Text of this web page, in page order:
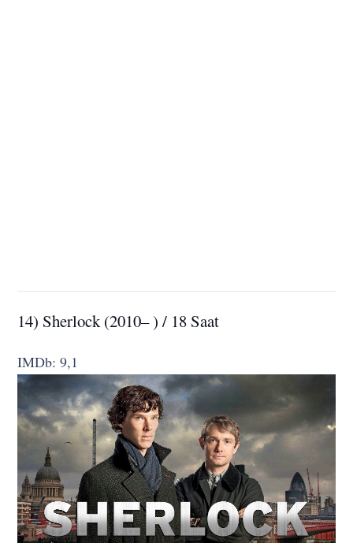
14) Sherlock (2010– ) / 18 Saat
IMDb: 9,1